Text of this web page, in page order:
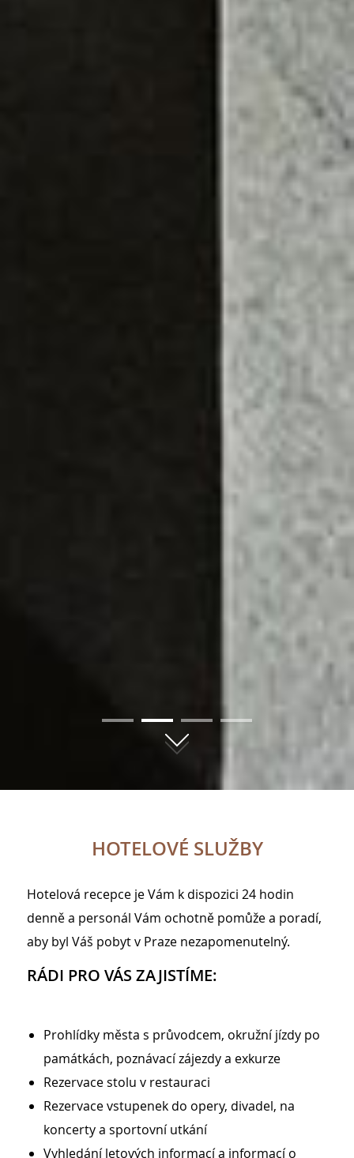
02
HOTELOVÉ SLUŽBY
Hotelová recepce je Vám k dispozici 24 hodin
denně a personál Vám ochotně pomůže a poradí,
aby byl Váš pobyt v Praze nezapomenutelný.
RÁDI PRO VÁS ZAJISTÍME:
CONTENT BLOCKS
Prohlídky města s průvodcem, okružní jízdy po
památkách, poznávací zájezdy a exkurze
Rezervace stolu v restauraci
Rezervace vstupenek do opery, divadel, na
koncerty a sportovní utkání
Vyhledání letových informací a informací o